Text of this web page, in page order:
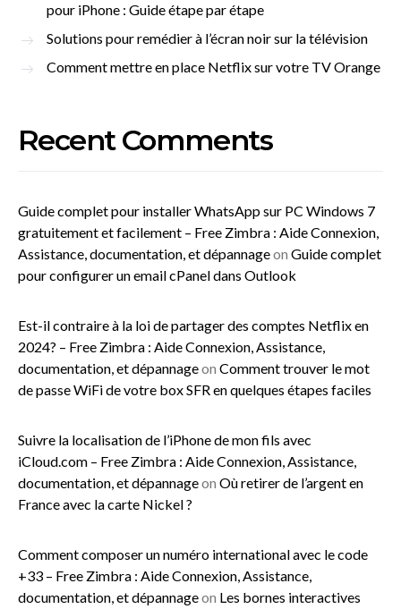
pour iPhone : Guide étape par étape
Solutions pour remédier à l’écran noir sur la télévision
Comment mettre en place Netflix sur votre TV Orange
Recent Comments
Guide complet pour installer WhatsApp sur PC Windows 7
gratuitement et facilement – Free Zimbra : Aide Connexion,
Assistance, documentation, et dépannageon Guide complet
pour configurer un email cPanel dans Outlook
Est-il contraire à la loi de partager des comptes Netflix en
2024? – Free Zimbra : Aide Connexion, Assistance,
documentation, et dépannageon Comment trouver le mot
de passe WiFi de votre box SFR en quelques étapes faciles
Suivre la localisation de l’iPhone de mon fils avec
iCloud.com – Free Zimbra : Aide Connexion, Assistance,
documentation, et dépannageon Où retirer de l’argent en
France avec la carte Nickel ?
Comment composer un numéro international avec le code
+33 – Free Zimbra : Aide Connexion, Assistance,
documentation, et dépannageon Les bornes interactives